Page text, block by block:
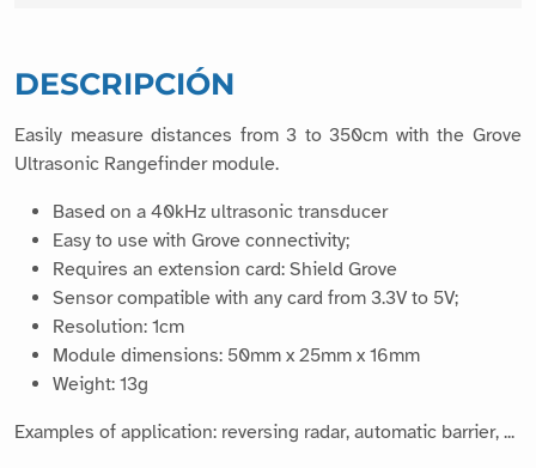
DESCRIPCIÓN
Easily measure distances from 3 to 350cm with the Grove
Ultrasonic Rangefinder module.
Based on a 40kHz ultrasonic transducer
Easy to use with Grove connectivity;
Requires an extension card: Shield Grove
Sensor compatible with any card from 3.3V to 5V;
Resolution: 1cm
Module dimensions: 50mm x 25mm x 16mm
Weight: 13g
Examples of application: reversing radar, automatic barrier, ...